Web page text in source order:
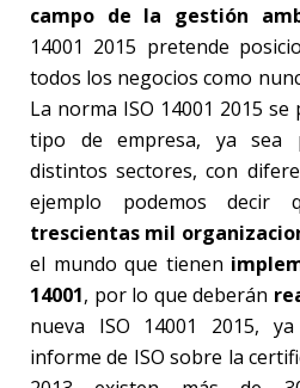
campo de la gestión
14001 2015 pretende
todos los negocios como
La norma ISO 14001 2015
tipo de empresa, ya sea
distintos sectores, con
ejemplo podemos decir
trescientas mil
el mundo que tienen
14001, por lo que deberán
nueva ISO 14001 2015,
informe de ISO sobre la